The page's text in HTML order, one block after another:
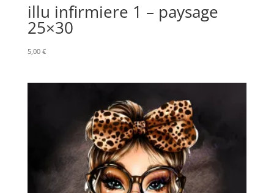
illu infirmiere 1 – paysage
25×30
5,00 €